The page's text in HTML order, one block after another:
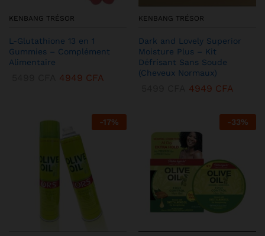
KENBANG TRÉSOR
L-Glutathione 13 en 1
Gummies – Complément
Alimentaire
4949 CFA
KENBANG TRÉSOR
Dark and Lovely Superior
Moisture Plus – Kit
Défrisant Sans Soude
(Cheveux Normaux)
4949 CFA
-17% -33%